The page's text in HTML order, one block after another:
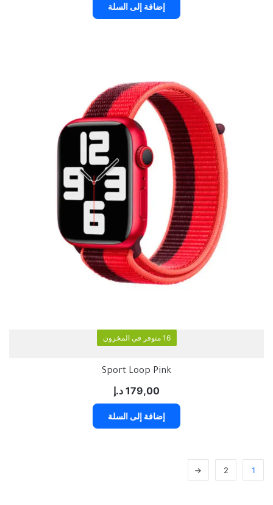
إضافة إلى السلة
16 متوفر في المخزون
Sport Loop Pink
179,00 د.إ
إضافة إلى السلة
1
2
←